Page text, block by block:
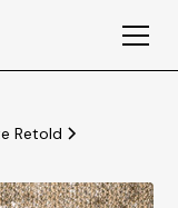
Retold